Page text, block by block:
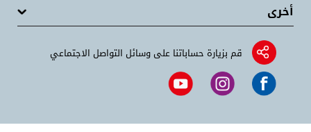
أخرى
قم بزيارة حساباتنا على وسائل التواصل الاجتماعي